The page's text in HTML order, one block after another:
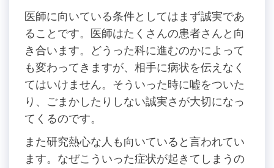
医師に向いている条件としてはまず誠実であ
ることです。医師はたくさんの患者さんと向
き合います。どうった科に進むのかによって
も変わってきますが、相手に病状を伝えなく
てはいけません。そういった時に嘘をついた
り、ごまかしたりしない誠実さが大切になっ
てくるのです。
また研究熱心な人も向いていると言われてい
ます。なぜこういった症状が起きてしまうの